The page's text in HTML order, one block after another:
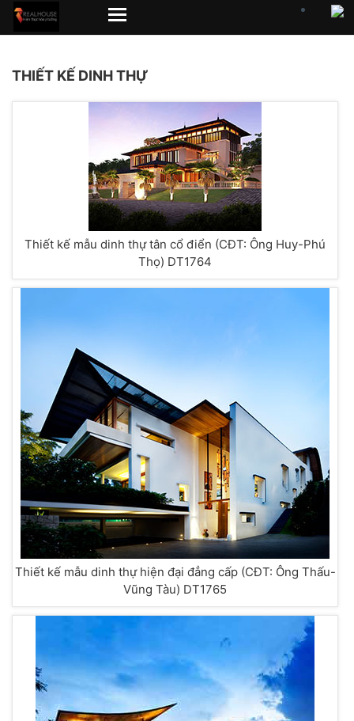
THIẾT KẾ DINH THỰ
Thiết kế mẫu dinh thự tân cổ điển (CĐT: Ông Huy-Phú
Thọ) DT1764
Thiết kế mẫu dinh thự hiện đại đẳng cấp (CĐT: Ông Thấu-
Vũng Tàu) DT1765